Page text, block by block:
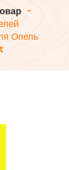
-
Опель